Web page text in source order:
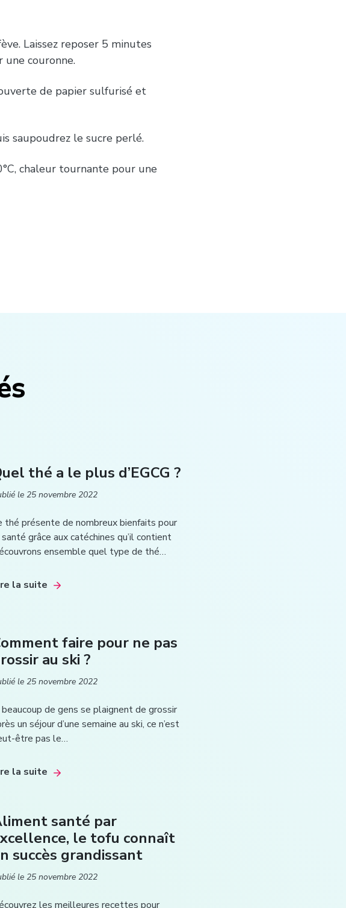
Laissez reposer 5 minutes
couronne.
de papier sulfurisé et
saupoudrez le sucre perlé.
chaleur tournante pour une
thé a le plus d’EGCG ?
le 25 novembre 2022
thé présente de nombreux bienfaits pour
grâce aux catéchines qu’il contient
ensemble quel type de thé…
la suite
faire pour ne pas
au ski ?
le 25 novembre 2022
beaucoup de gens se plaignent de grossir
un séjour d’une semaine au ski, ce n’est
être pas le…
la suite
santé par
le tofu connaît
succès grandissant
le 25 novembre 2022
les meilleures recettes pour